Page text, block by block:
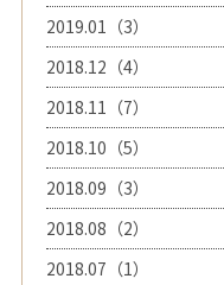
2019.01（3）
2018.12（4）
2018.11（7）
2018.10（5）
2018.09（3）
2018.08（2）
2018.07（1）